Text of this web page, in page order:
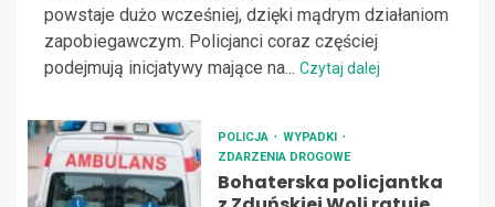
powstaje dużo wcześniej, dzięki mądrym działaniom
zapobiegawczym. Policjanci coraz częściej
podejmują inicjatywy mające na... Czytaj dalej
POLICJA
WYPADKI
ZDARZENIA DROGOWE
Bohaterska policjantka